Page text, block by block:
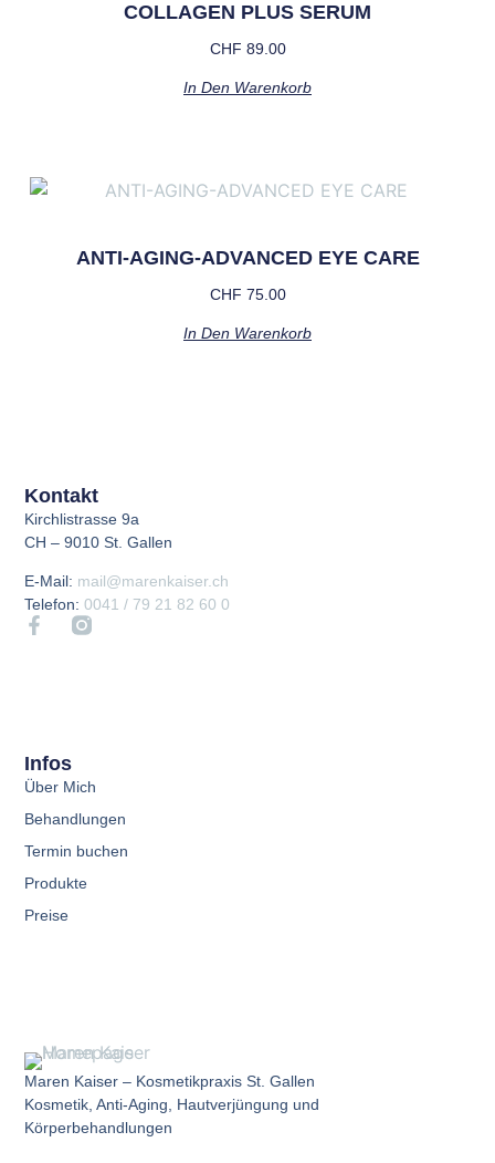
COLLAGEN PLUS SERUM
CHF 89.00
In Den Warenkorb
ANTI-AGING-ADVANCED EYE CARE
CHF 75.00
In Den Warenkorb
Maren Kaiser – Kosmetikpraxis St. Gallen
Kosmetik, Anti-Aging, Hautverjüngung und
Körperbehandlungen
Infos
Über Mich
Behandlungen
Termin buchen
Produkte
Preise
Kontakt
Kirchlistrasse 9a
CH – 9010 St. Gallen
E-Mail: mail@marenkaiser.ch
Telefon:0041 / 79 21 82 60 0